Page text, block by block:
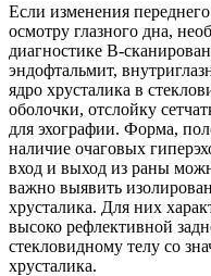
Если изменения переднего
осмотру глазного дна,
диагностике В-
эндофтальмит,
ядро хрусталика в
оболочки, отслойку
для эхографии. Форма,
наличие очаговых
вход и выход из раны
важно выявить
хрусталика. Для них
высоко рефлективной
стекловидному телу со
хрусталика.